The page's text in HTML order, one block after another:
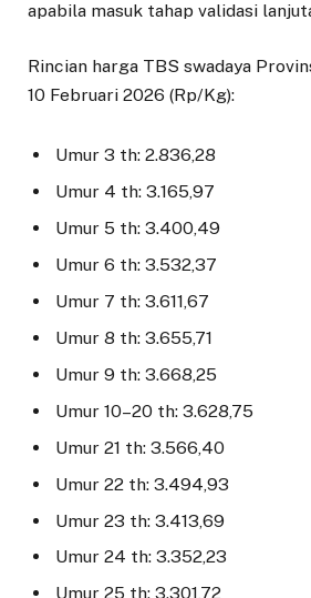
apabila masuk tahap validasi
Rincian harga TBS swadaya
10 Februari 2026 (Rp/Kg):
Umur 3 th: 2.836,28
Umur 4 th: 3.165,97
Umur 5 th: 3.400,49
Umur 6 th: 3.532,37
Umur 7 th: 3.611,67
Umur 8 th: 3.655,71
Umur 9 th: 3.668,25
Umur 10–20 th: 3.628,75
Umur 21 th: 3.566,40
Umur 22 th: 3.494,93
Umur 23 th: 3.413,69
Umur 24 th: 3.352,23
Umur 25 th: 3.301,72